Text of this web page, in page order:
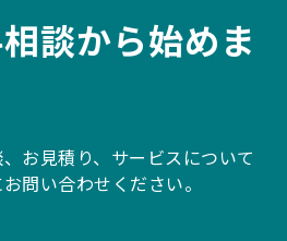
談から始めま
お見積り、サービスについて
問い合わせください。